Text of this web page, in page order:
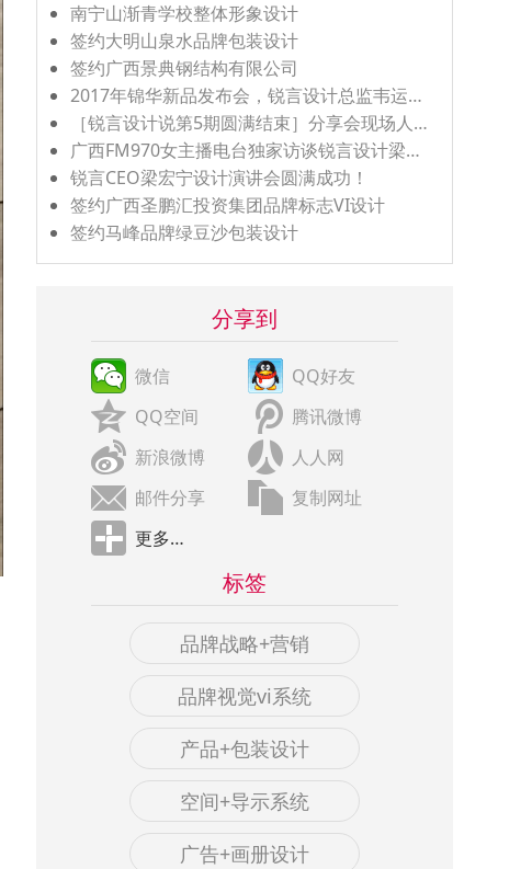
南宁山渐青学校整体形象设计
签约大明山泉水品牌包装设计
签约广西景典钢结构有限公司
2017年锦华新品发布会，锐言设计总监韦运键应邀出席！
［锐言设计说第5期圆满结束］分享会现场人气爆棚!
广西FM970女主播电台独家访谈锐言设计梁宏宁
锐言CEO梁宏宁设计演讲会圆满成功！
签约广西圣鹏汇投资集团品牌标志VI设计
签约马峰品牌绿豆沙包装设计
分享到
微信
QQ好友
QQ空间
腾讯微博
新浪微博
人人网
邮件分享
复制网址
更多…
标签
品牌战略+营销
品牌视觉vi系统
产品+包装设计
空间+导示系统
广告+画册设计